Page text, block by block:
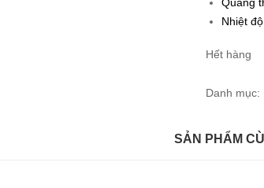
Nhiệt
Hết hàng
Danh mục:
SẢN PHẨM